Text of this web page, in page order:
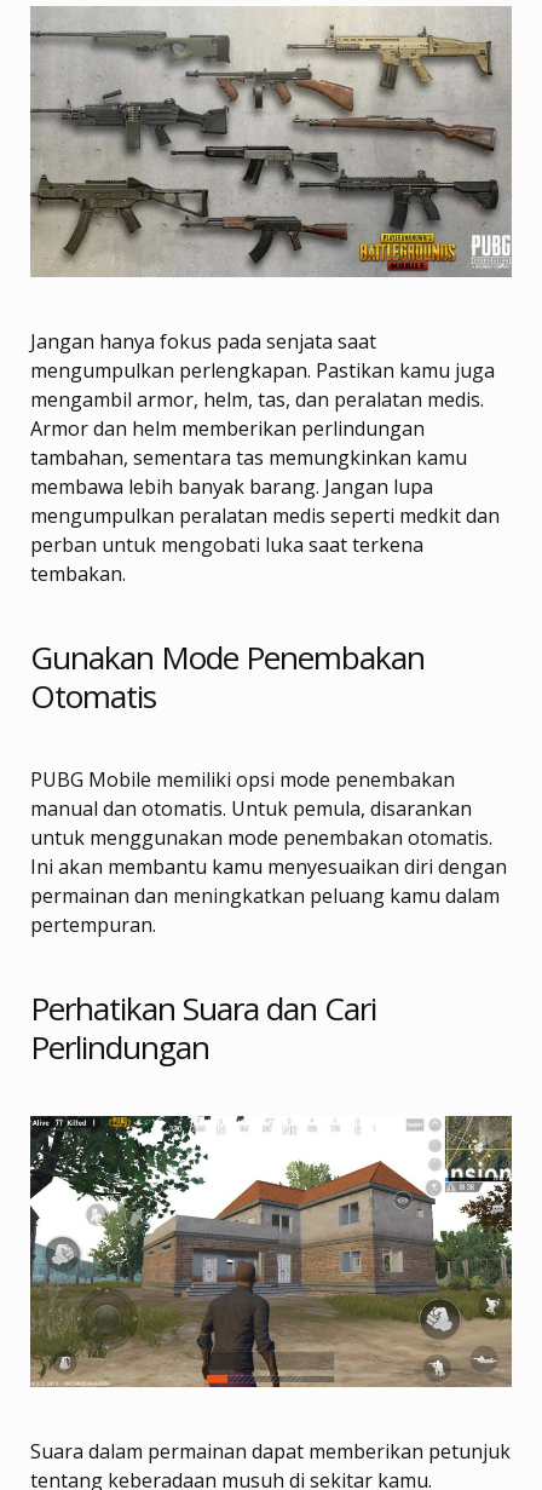
Jangan hanya fokus pada senjata saat
mengumpulkan perlengkapan. Pastikan kamu juga
mengambil armor, helm, tas, dan peralatan medis.
Armor dan helm memberikan perlindungan
tambahan, sementara tas memungkinkan kamu
membawa lebih banyak barang. Jangan lupa
mengumpulkan peralatan medis seperti medkit dan
perban untuk mengobati luka saat terkena
tembakan.
Gunakan Mode Penembakan
Otomatis
PUBG Mobile memiliki opsi mode penembakan
manual dan otomatis. Untuk pemula, disarankan
untuk menggunakan mode penembakan otomatis.
Ini akan membantu kamu menyesuaikan diri dengan
permainan dan meningkatkan peluang kamu dalam
pertempuran.
Perhatikan Suara dan Cari
Perlindungan
Suara dalam permainan dapat memberikan petunjuk
tentang keberadaan musuh di sekitar kamu.